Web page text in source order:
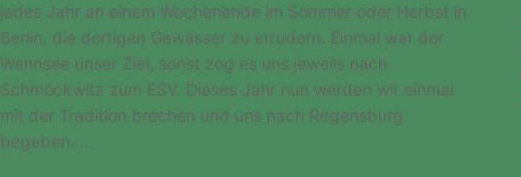
jedes Jahr an einem Wochenende im Sommer oder Herbst in
Berlin, die dortigen Gewässer zu errudern. Einmal war der
Wannsee unser Ziel, sonst zog es uns jeweils nach
Schmöckwitz zum ESV. Dieses Jahr nun werden wir einmal
mit der Tradition brechen und uns nach Regensburg
begeben.…